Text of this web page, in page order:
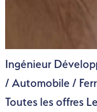
Ingénieur
/ Automobile /
Toutes les offres